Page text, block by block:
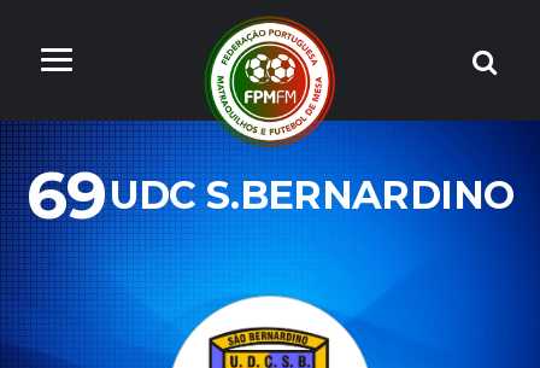
69UDC S.BERNARDINO